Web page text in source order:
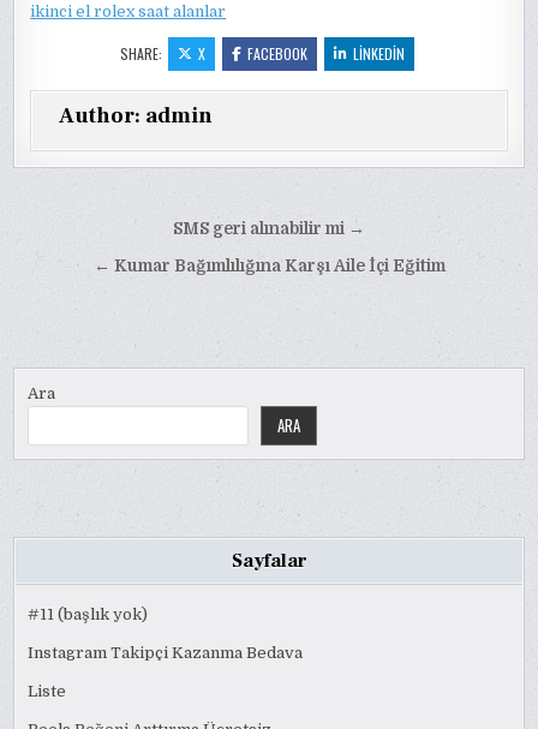
ikinci el rolex saat alanlar
SHARE: X FACEBOOK LINKEDIN
Author: admin
gezinmesi
SMS geri alınabilir mi →
← Kumar Bağımlılığına Karşı Aile İçi Eğitim
Ara
ARA
Sayfalar
#11 (başlık yok)
Instagram Takipçi Kazanma Bedava
Liste